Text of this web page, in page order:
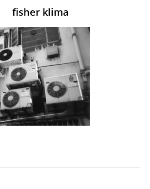
fisher klima